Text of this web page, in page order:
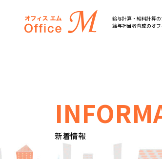
オフィスM
給与計算・給料計算
給与担当者育成のオ
新着情報